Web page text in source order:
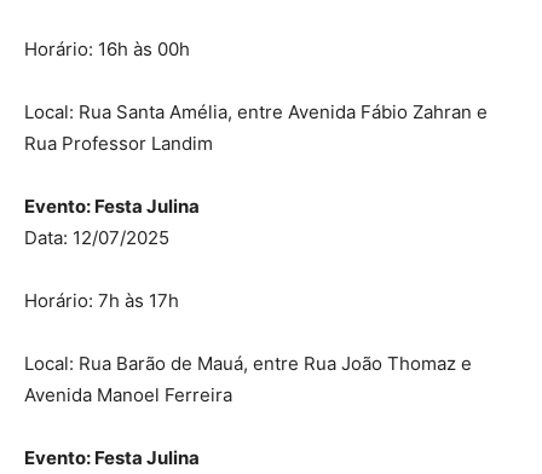
Horário: 16h às 00h
Local: Rua Santa Amélia, entre Avenida Fábio Zahran e
Rua Professor Landim
Evento: Festa Julina
Data: 12/07/2025
Horário: 7h às 17h
Local: Rua Barão de Mauá, entre Rua João Thomaz e
Avenida Manoel Ferreira
Evento: Festa Julina